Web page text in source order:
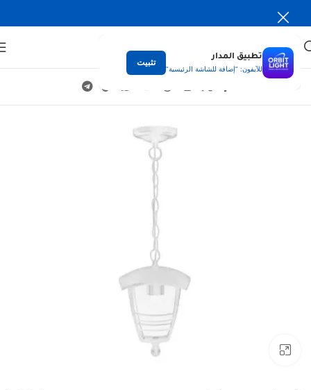
تطبيق المدار
للآيفون: "إضافة للشاشة الرئيسية"
تثبيت